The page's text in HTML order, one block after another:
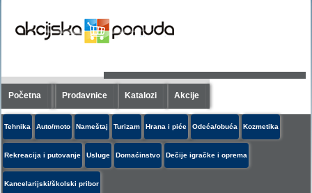
Početna Prodavnice Katalozi Akcije
Tehnika Auto/moto Nameštaj Turizam Hrana i piće Odeća/obuća Kozmetika
Rekreacija i putovanje Usluge Domaćinstvo Dečije igračke i oprema
Kancelarijski/školski pribor